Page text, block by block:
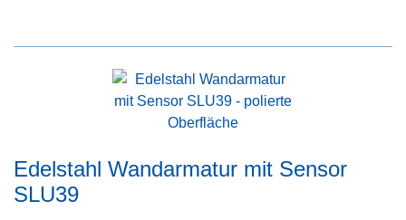
Edelstahl Wandarmatur mit Sensor
SLU39